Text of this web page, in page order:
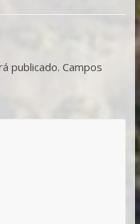
publicado. Campos